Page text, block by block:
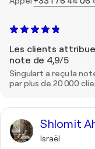
Les clients
note de 4,9/5
Singulart a reçu la
par plus de 20 000
Shlomit
Israël